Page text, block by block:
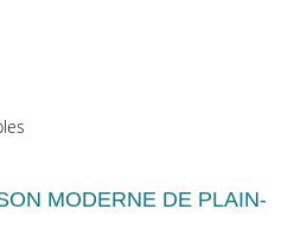
MODERNE DE PLAIN-